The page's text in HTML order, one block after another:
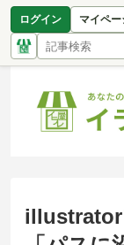
ログイン マイペー
illustrator